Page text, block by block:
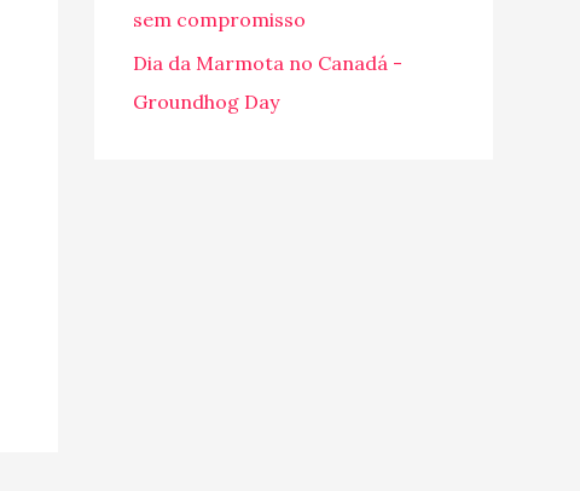
sem compromisso
Dia da Marmota no Canadá -
Groundhog Day